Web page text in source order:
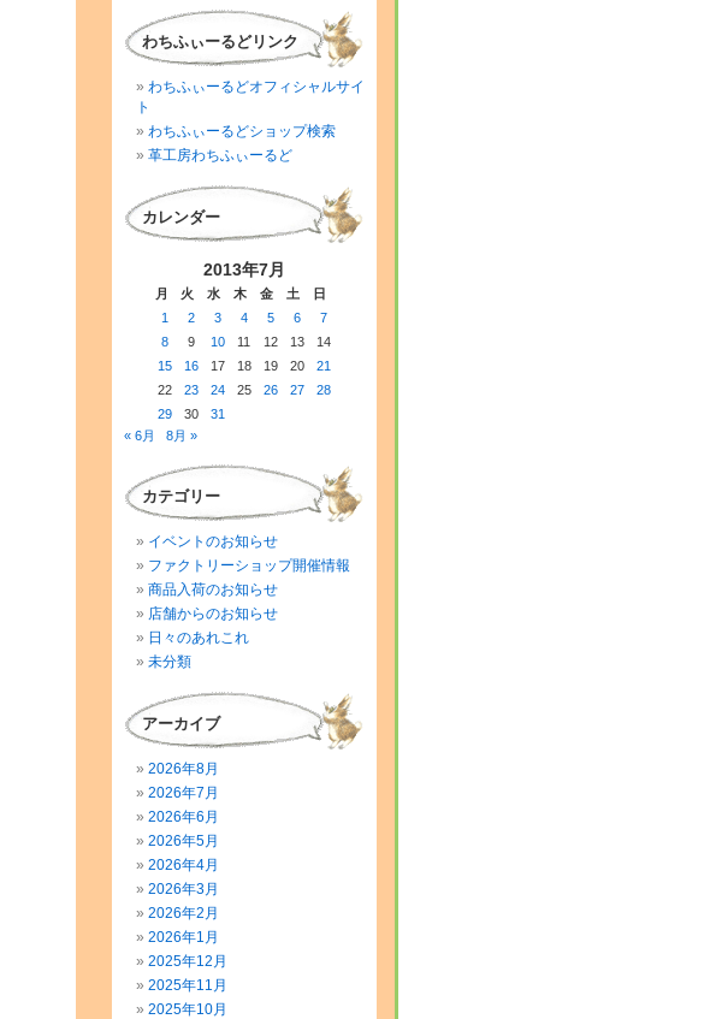
わちふぃーるどリンク
わちふぃーるどオフィシャルサイ
ト
わちふぃーるどショップ検索
革工房わちふぃーるど
カレンダー
2013年7月
月 火 水 木 金 土
日
1
2 3 4 5 6
7
8
9 10 11 12 13
14
15
16 17 18 19 20
21
22
23 24 25 26 27
28
29
30
31
« 6月
8月 »
カテゴリー
イベントのお知らせ
ファクトリーショップ開催情報
商品入荷のお知らせ
店舗からのお知らせ
日々のあれこれ
未分類
アーカイブ
2026年8月
2026年7月
2026年6月
2026年5月
2026年4月
2026年3月
2026年2月
2026年1月
2025年12月
2025年11月
2025年10月